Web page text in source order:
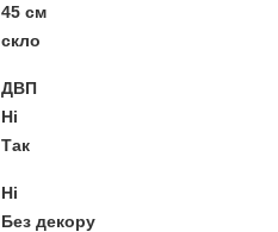
45 см
скло
ДВП
Ні
Так
Ні
Без декору